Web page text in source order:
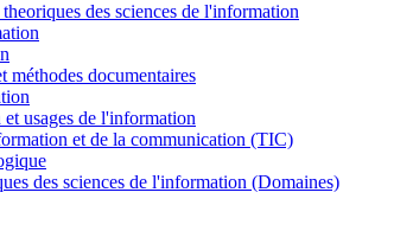
des sciences de l'information
méthodes documentaires
usages de l'information
et de la communication (TIC)
des sciences de l'information (Domaines)